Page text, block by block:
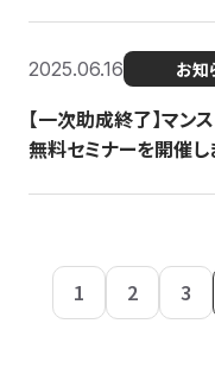
2025.06.16 お知
【一次助成終了】マ
無料セミナーを開催し
1 2 3